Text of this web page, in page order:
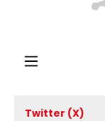
Twitter (X)